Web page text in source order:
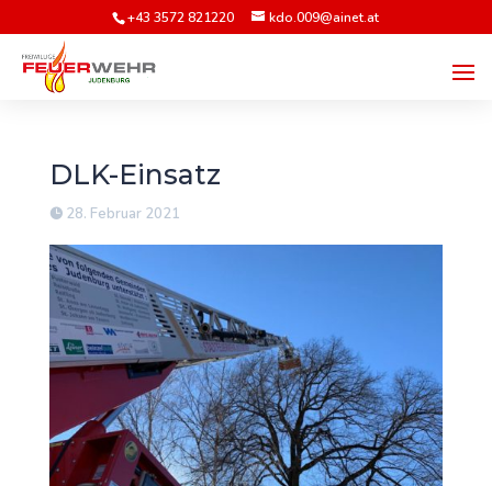
+43 3572 821220 kdo.009@ainet.at
DLK-Einsatz
28. Februar 2021